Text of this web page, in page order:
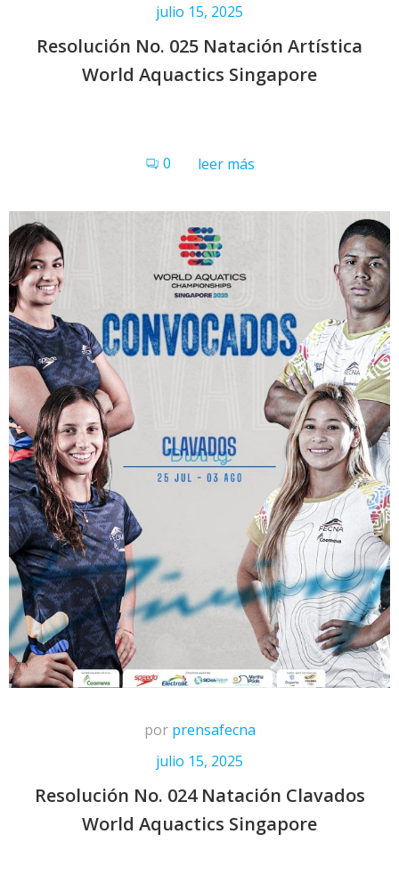
julio 15, 2025
Resolución No. 025 Natación Artística
World Aquactics Singapore
0 leer más
por prensafecna
julio 15, 2025
Resolución No. 024 Natación Clavados
World Aquactics Singapore